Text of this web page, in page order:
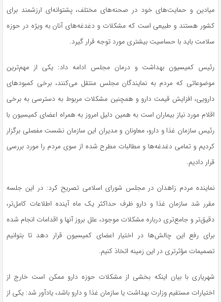
میادین و حمایت‌های خود در صحنه‌های مختلف، پشتوانه‌ای ارزشمند برای
کشور هستند و طبیعی است که مشکلات و دغدغه‌های آنان به ویژه در حوزه
سلامت باید با حساسیت بیشتری مورد توجه قرار گیرد.
رئیس کمیسیون بهداشت و درمان مجلس ادامه داد: یکی از مهم‌ترین
موضوعاتی که مردم به نمایندگان مجلس منتقل می‌کنند، برخی کمبودهای
دارویی، افزایش قیمت دارو و همچنین مشکلات مربوط به دسترسی به برخی
اقلام مورد نیاز بیماران است به همین دلیل امروز به همراه اعضای کمیسیون با
رئیس سازمان غذا و دارو، معاونان و مدیران این سازمان نشست مفصلی برگزار
کردیم و تمامی دغدغه‌ها و مطالبات مطرح شده از سوی مردم را مورد بررسی
قرار دادیم.
نماینده مردم زاهدان در مجلس شورای اسلامی تصریح کرد: در این جلسه
مقرر شد سازمان غذا و دارو ظرف حداکثر یک ماه آینده اطلاعات کامل‌تر،
دقیق‌تر و جامع‌تری درباره مشکلات موجود، علل بروز آنها و اقدامات انجام شده
برای رفع این چالش‌ها در اختیار اعضای کمیسیون قرار دهد تا بتوانیم
تصمیمات مؤثرتری در این زمینه اتخاذ کنیم.
شهریاری با بیان اینکه بخشی از مشکلات حوزه دارو ممکن است خارج از
اختیارات مستقیم وزارت بهداشت یا سازمان غذا و دارو باشد، یادآور شد: یکی از